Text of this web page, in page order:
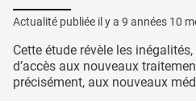
Actualité publiée il y a 9 années 10
Cette étude révèle les inégalités,
d’accès aux nouveaux
précisément, aux nouveaux